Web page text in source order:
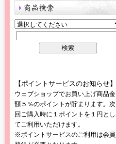
【ポイントサービスのお知らせ】
ウェブショップでお買い上げ商品金
額５％のポイントが貯まります。次
回ご購入時に１ポイントを１円とし
てご利用いただけます。
※ポイントサービスのご利用は会員